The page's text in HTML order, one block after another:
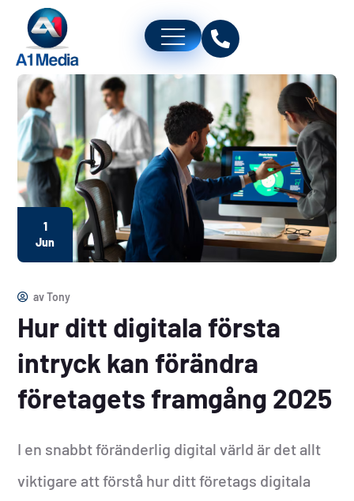
1
Jun
avTony
Hur ditt digitala första
intryck kan förändra
företagets framgång 2025
I en snabbt föränderlig digital värld är det allt
viktigare att förstå hur ditt företags digitala